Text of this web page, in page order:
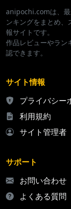
anipochi.comは、最
ンキングをまとめ
報サイトです。
作品レビューやラン
認できます。
サイト情報
プライバシー
利用規約
サイト管理者
サポート
お問い合わせ
よくある質問